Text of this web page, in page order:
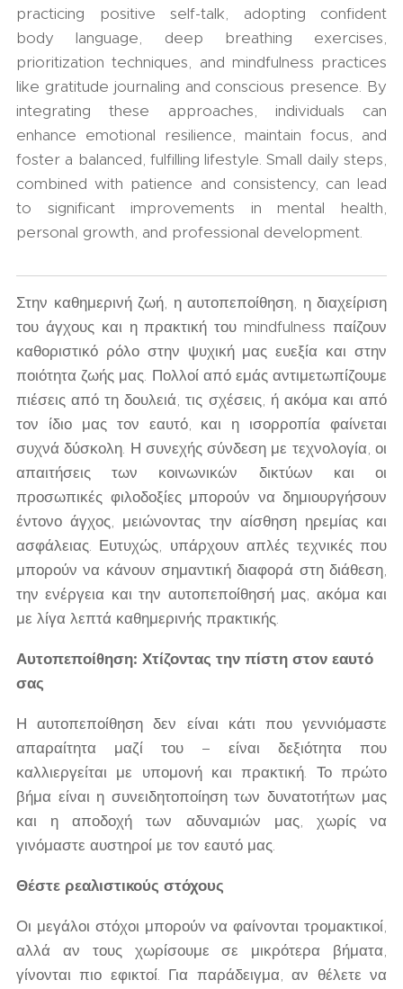
practicing positive self-talk, adopting confident
body language, deep breathing exercises,
prioritization techniques, and mindfulness practices
like gratitude journaling and conscious presence. By
integrating these approaches, individuals can
enhance emotional resilience, maintain focus, and
foster a balanced, fulfilling lifestyle. Small daily steps,
combined with patience and consistency, can lead
to significant improvements in mental health,
personal growth, and professional development.
Στην καθημερινή ζωή, η αυτοπεποίθηση, η διαχείριση
του άγχους και η πρακτική του mindfulness παίζουν
καθοριστικό ρόλο στην ψυχική μας ευεξία και στην
ποιότητα ζωής μας. Πολλοί από εμάς αντιμετωπίζουμε
πιέσεις από τη δουλειά, τις σχέσεις, ή ακόμα και από
τον ίδιο μας τον εαυτό, και η ισορροπία φαίνεται
συχνά δύσκολη. Η συνεχής σύνδεση με τεχνολογία, οι
απαιτήσεις των κοινωνικών δικτύων και οι
προσωπικές φιλοδοξίες μπορούν να δημιουργήσουν
έντονο άγχος, μειώνοντας την αίσθηση ηρεμίας και
ασφάλειας. Ευτυχώς, υπάρχουν απλές τεχνικές που
μπορούν να κάνουν σημαντική διαφορά στη διάθεση,
την ενέργεια και την αυτοπεποίθησή μας, ακόμα και
με λίγα λεπτά καθημερινής πρακτικής.
Αυτοπεποίθηση: Χτίζοντας την πίστη στον εαυτό
σας
Η αυτοπεποίθηση δεν είναι κάτι που γεννιόμαστε
απαραίτητα μαζί του – είναι δεξιότητα που
καλλιεργείται με υπομονή και πρακτική. Το πρώτο
βήμα είναι η συνειδητοποίηση των δυνατοτήτων μας
και η αποδοχή των αδυναμιών μας, χωρίς να
γινόμαστε αυστηροί με τον εαυτό μας.
Θέστε ρεαλιστικούς στόχους
Οι μεγάλοι στόχοι μπορούν να φαίνονται τρομακτικοί,
αλλά αν τους χωρίσουμε σε μικρότερα βήματα,
γίνονται πιο εφικτοί. Για παράδειγμα, αν θέλετε να